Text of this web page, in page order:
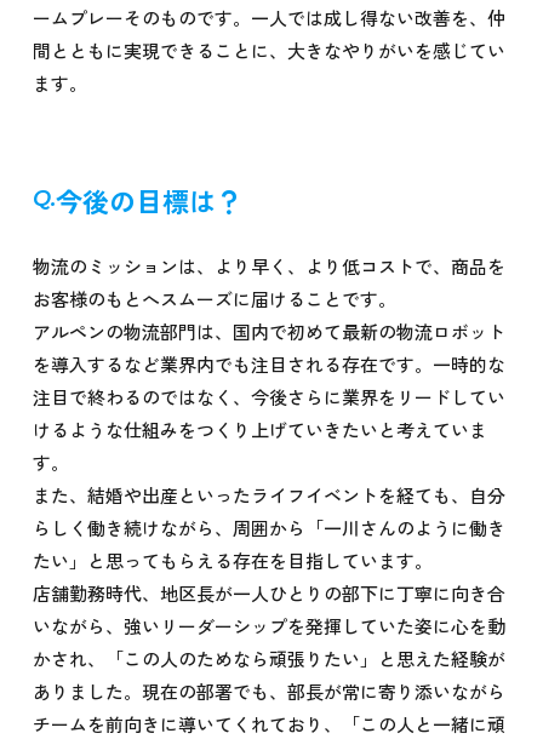
ームプレーそのものです。一人では成し得ない改善を、仲
間とともに実現できることに、大きなやりがいを感じてい
ます。
今後の目標は？
物流のミッションは、より早く、より低コストで、商品を
お客様のもとへスムーズに届けることです。
アルペンの物流部門は、国内で初めて最新の物流ロボット
を導入するなど業界内でも注目される存在です。一時的な
注目で終わるのではなく、今後さらに業界をリードしてい
けるような仕組みをつくり上げていきたいと考えていま
す。
また、結婚や出産といったライフイベントを経ても、自分
らしく働き続けながら、周囲から「一川さんのように働き
たい」と思ってもらえる存在を目指しています。
店舗勤務時代、地区長が一人ひとりの部下に丁寧に向き合
いながら、強いリーダーシップを発揮していた姿に心を動
かされ、「この人のためなら頑張りたい」と思えた経験が
ありました。現在の部署でも、部長が常に寄り添いながら
チームを前向きに導いてくれており、「この人と一緒に頑